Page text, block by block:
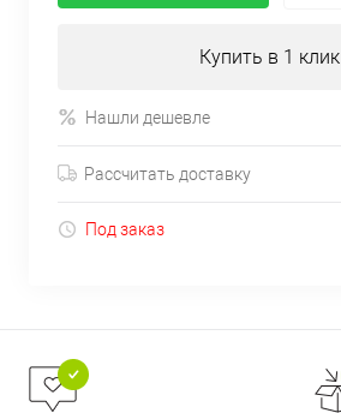
Купить в 1 клик
Нашли дешевле
Рассчитать доставку
Под заказ